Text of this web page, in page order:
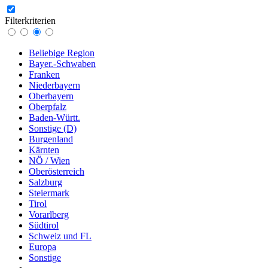
Filterkriterien
Beliebige Region
Bayer.-Schwaben
Franken
Niederbayern
Oberbayern
Oberpfalz
Baden-Württ.
Sonstige (D)
Burgenland
Kärnten
NÖ / Wien
Oberösterreich
Salzburg
Steiermark
Tirol
Vorarlberg
Südtirol
Schweiz und FL
Europa
Sonstige